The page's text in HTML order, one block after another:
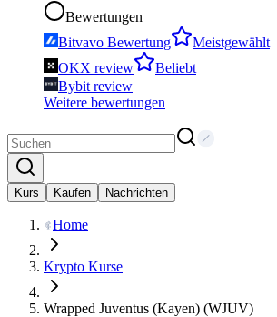
Bewertungen
Bitvavo Bewertung
Meistgewählt
OKX review
Beliebt
Bybit review
Weitere bewertungen
Kurs Kaufen Nachrichten
Home
Krypto Kurse
Wrapped Juventus (Kayen) (WJUV)